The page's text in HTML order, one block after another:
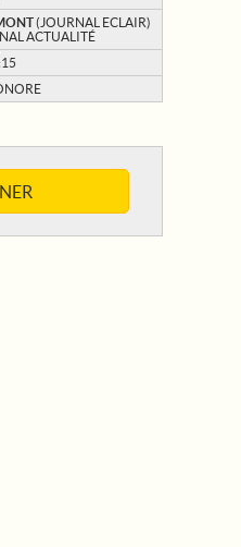
(JOURNAL ECLAIR)
ACTUALITÉ